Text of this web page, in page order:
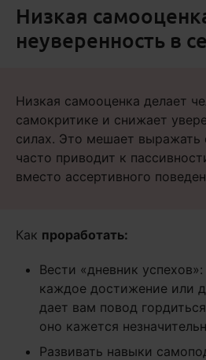
Низкая
неуверенность в
Низкая самооценка делает
самокритике и снижает
силах. Это мешает выражать
часто приводит к
вместо ассертивного
Как проработать:
Вести «дневник
каждое достижение или
дает вам повод
оно кажется
Развивать навыки